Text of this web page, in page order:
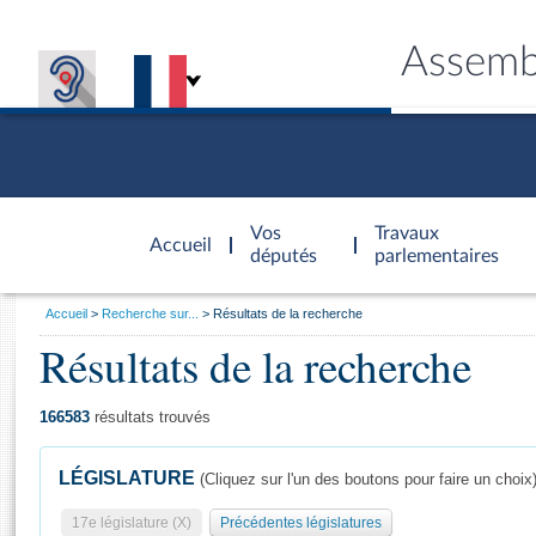
Accueil
d'accueil
Vos
députés
Travaux
parlementaires
Général
Vous
Accueil Recherche sur... Résultats de la recherche
Résultats de la recherche
166583 résultats trouvés
LÉGISLATURE (Cliquez sur l'un des boutons pour faire un choix)
17e législature (X) Précédentes législatures